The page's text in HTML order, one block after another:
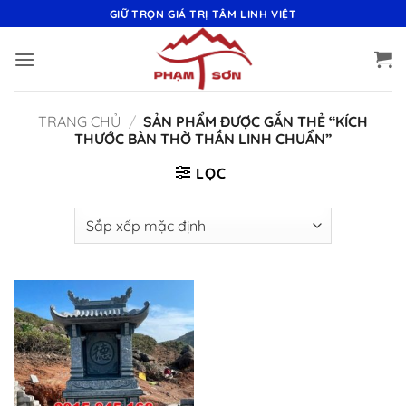
qua
nội
GIỮ TRỌN GIÁ TRỊ TÂM LINH VIỆT
TRANG CHỦ / SẢN PHẨM ĐƯỢC GẮN THẺ “KÍCH
THƯỚC BÀN THỜ THẦN LINH CHUẨN”
LỌC